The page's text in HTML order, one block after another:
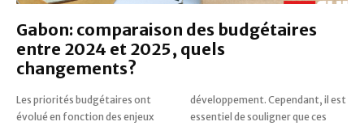
Gabon: comparaison des budgétaires
entre 2024 et 2025, quels
changements?
Les priorités budgétaires ont
évolué en fonction des enjeux
développement. Cependant, il est
essentiel de souligner que ces